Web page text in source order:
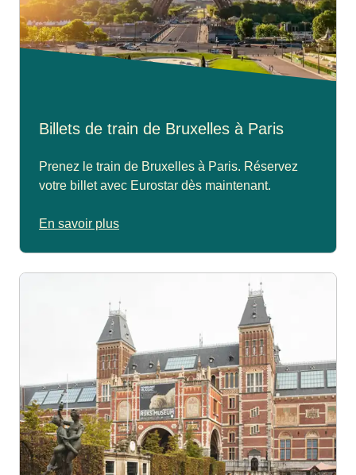
Billets de train de Bruxelles à Paris
Prenez le train de Bruxelles à Paris. Réservez
votre billet avec Eurostar dès maintenant.
En savoir plus